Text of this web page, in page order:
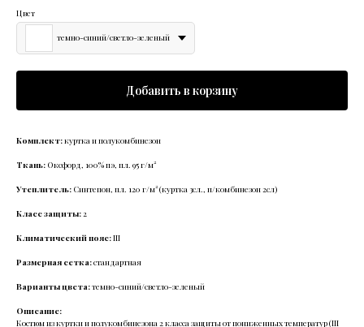
Цвет
темно-синий/светло-зеленый
Добавить в корзину
Комплект:куртка и полукомбинезон
Ткань: Оксфорд, 100% пэ, пл. 95 г/м²
Утеплитель: Синтепон, пл. 120 г/м² (куртка 3сл., п/комбинезон 2сл)
Класс защиты:2
Климатический пояс:III
Размерная сетка:стандартная
Варианты цвета:темно-синий/светло-зеленый
Описание:
Костюм из куртки и полукомбинезона 2 класса защиты от пониженных температур (III